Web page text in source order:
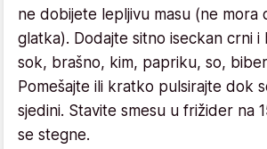
ne dobijete lepljivu masu (ne mora
glatka). Dodajte sitno iseckan crni i
sok, brašno, kim, papriku, so,
Pomešajte ili kratko pulsirajte dok
sjedini. Stavite smesu u frižider na
se stegne.